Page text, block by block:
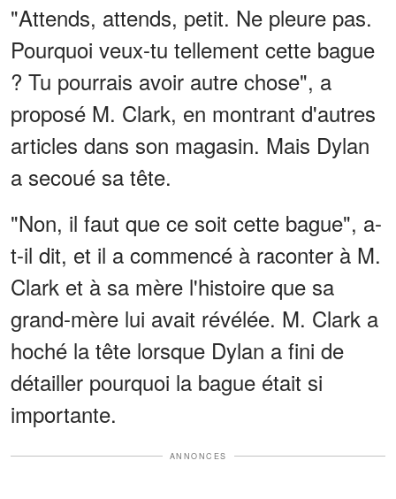
"Attends, attends, petit. Ne pleure pas.
Pourquoi veux-tu tellement cette bague
? Tu pourrais avoir autre chose", a
proposé M. Clark, en montrant d'autres
articles dans son magasin. Mais Dylan
a secoué sa tête.
"Non, il faut que ce soit cette bague", a-
t-il dit, et il a commencé à raconter à M.
Clark et à sa mère l'histoire que sa
grand-mère lui avait révélée. M. Clark a
hoché la tête lorsque Dylan a fini de
détailler pourquoi la bague était si
importante.
ANNONCES